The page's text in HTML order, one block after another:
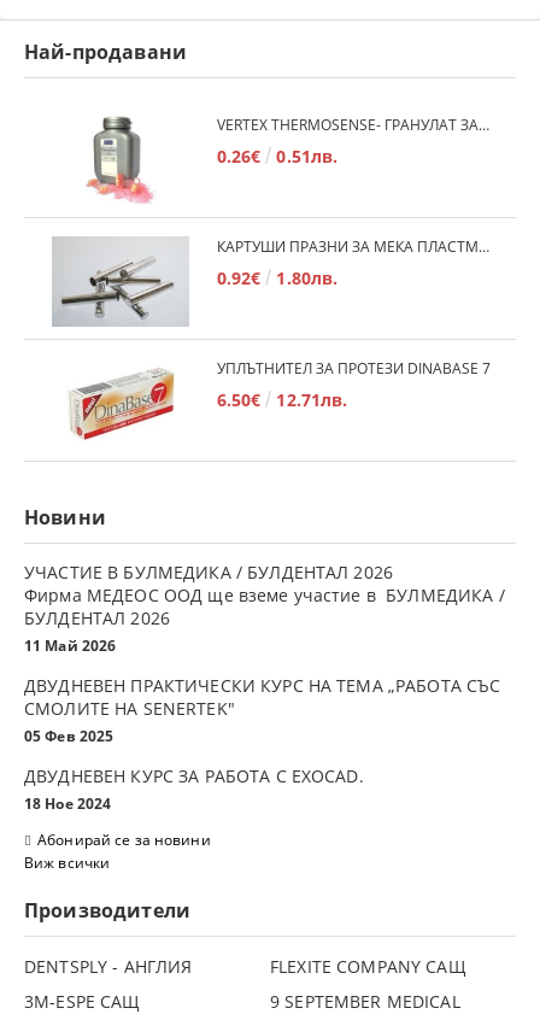
Най-продавани
VERTEX THERMOSENSE- ГРАНУЛАТ ЗА МЕКИ ПРОТЕЗИ
0.26€ 0.51лв.
КАРТУШИ ПРАЗНИ ЗА МЕКА ПЛАСТМАСА
0.92€ 1.80лв.
УПЛЪТНИТЕЛ ЗА ПРОТЕЗИ DINABASE 7
6.50€ 12.71лв.
Новини
УЧАСТИЕ В БУЛМЕДИКА / БУЛДЕНТАЛ 2026
Фирма МЕДЕОС ООД ще вземе участие в БУЛМЕДИКА /
БУЛДЕНТАЛ 2026
11 Май 2026
ДВУДНЕВЕН ПРАКТИЧЕСКИ КУРС НА ТЕМА „РАБОТА СЪС
СМОЛИТЕ НА SENERTEK"
05 Фев 2025
ДВУДНЕВЕН КУРС ЗА РАБОТА С ЕXOCAD.
18 Ное 2024
Абонирай се за новини
Виж всички
Производители
DENTSPLY - АНГЛИЯ
FLEXITE COMPANY САЩ
3М-ESPE САЩ
9 SEPTEMBER MEDICAL